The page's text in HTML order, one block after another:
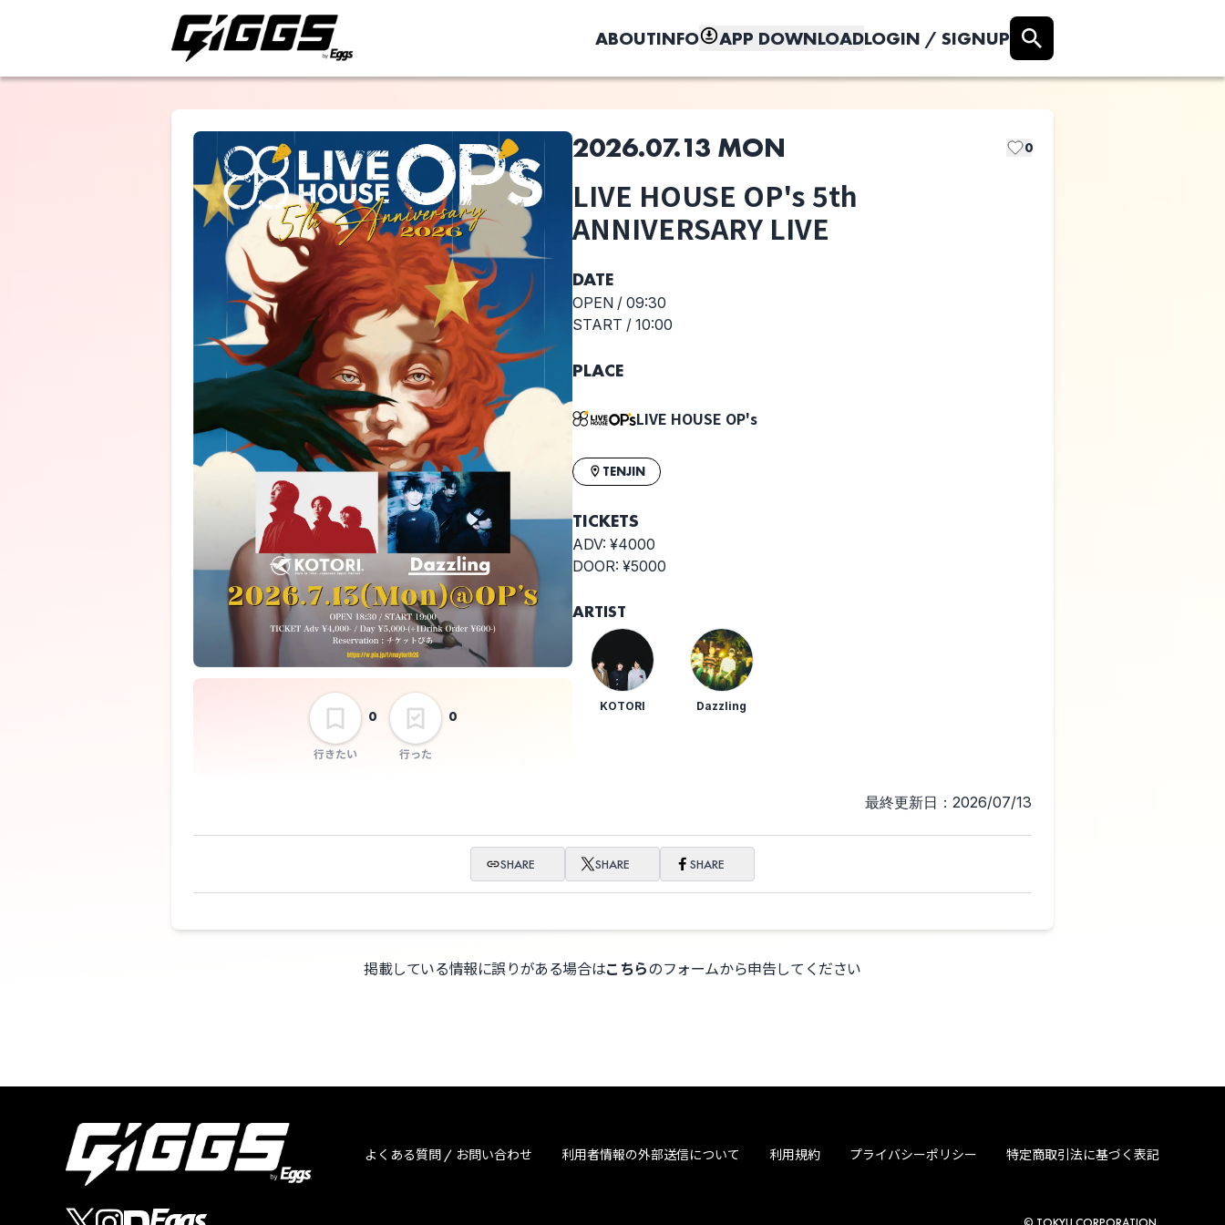
ABOUTINFO APP DOWNLOADLOGIN / SIGNUP
ライブ体験をもっと楽しく、もっと便利に。
行きたい
0
行った
0
KOTORI Dazzling
LIVE HOUSE
OP's 5th
LIVE
選択しない
2026.07.13 MON 0
LIVE HOUSE OP's 5th
ANNIVERSARY LIVE
DATE
OPEN / 09:30
START / 10:00
PLACE
LIVE HOUSE OP's
TENJIN
TICKETS
ADV: ¥4000
DOOR: ¥5000
ARTIST
KOTORI Dazzling
最終更新日：2026/07/13
SHARE SHARE SHARE
掲載している情報に誤りがある場合はこちらのフォームから申告してください
このライブの取り置きは終了しました
よくある質問 / お問い合わせ 利用者情報の外部送信について 利用規約 プライバシーポリシー 特定商取引法に基づく表記